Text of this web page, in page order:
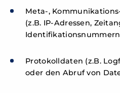
Meta-,
(z.B. IP-Adressen,
Protokolldaten (z.B.
oder den Abruf von